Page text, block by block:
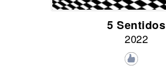
5 Sentidos
2022